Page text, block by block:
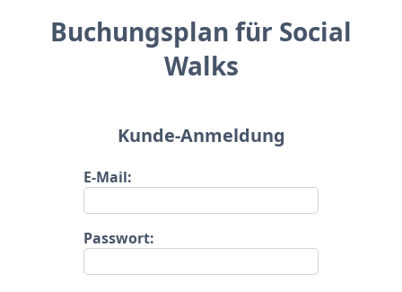
Buchungsplan für Social
Walks
Kunde-Anmeldung
E-Mail:
Passwort: